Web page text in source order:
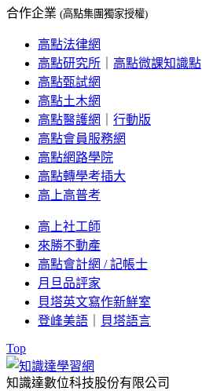
合作企業 (高點集團獨家授權)
高點法律網
高點研究所
高點微課知識點
高點甄試網
高點土木網
高點醫護網
行動版
高點會員服務網
高點網路學院
高點轉學考插大
高上高普考
高上社工師
來勝不動產
高點會計網 / 記帳士
月旦品評家
貝塔英文寫作新鮮室
登峰美語
貝塔語言
Top
知識達數位科技股份有限公司